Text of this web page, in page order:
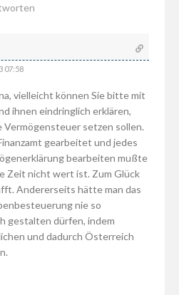
07:58
vielleicht können Sie bitte mit
ihnen eindringlich erklären,
Vermögensteuer setzen sollen.
gearbeitet und jedes
bearbeiten mußte
Zeit nicht wert ist. Zum Glück
Andererseits hätte man das
nie so
gestalten dürfen, indem
und dadurch Österreich